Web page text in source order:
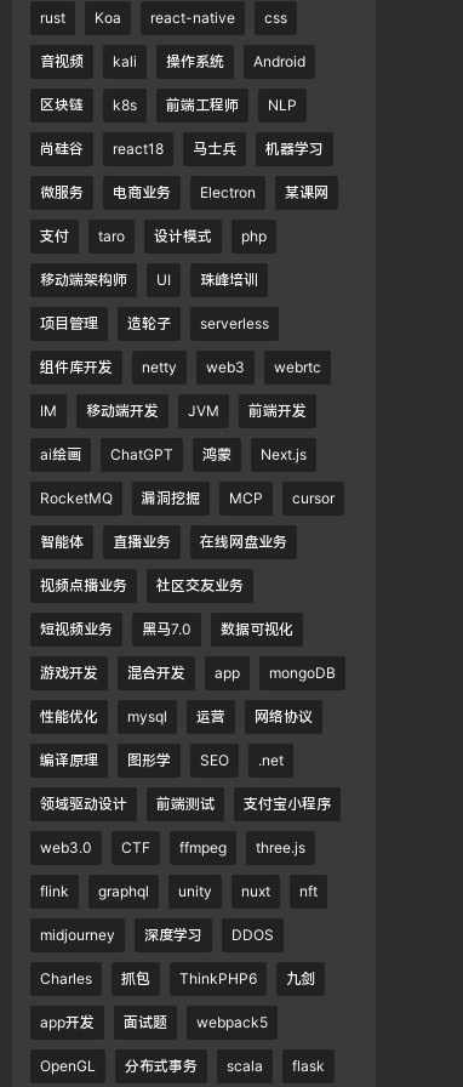
rust Koa react-native css
音视频 kali 操作系统 Android
区块链 k8s 前端工程师 NLP
尚硅谷 react18 马士兵 机器学习
微服务 电商业务 Electron 某课网
支付 taro 设计模式 php
移动端架构师 UI 珠峰培训
项目管理 造轮子 serverless
组件库开发 netty web3 webrtc
IM 移动端开发 JVM 前端开发
ai绘画 ChatGPT 鸿蒙 Next.js
RocketMQ 漏洞挖掘 MCP cursor
智能体 直播业务 在线网盘业务
视频点播业务 社区交友业务
短视频业务 黑马7.0 数据可视化
游戏开发 混合开发 app mongoDB
性能优化 mysql 运营 网络协议
编译原理 图形学 SEO .net
领域驱动设计 前端测试 支付宝小程序
web3.0 CTF ffmpeg three.js
flink graphql unity nuxt nft
midjourney 深度学习 DDOS
Charles 抓包 ThinkPHP6 九剑
app开发 面试题 webpack5
OpenGL 分布式事务 scala flask